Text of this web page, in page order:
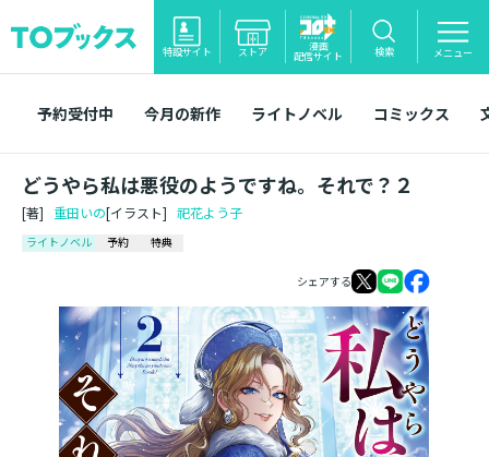
特設サイト ストア 漫画
配信サイト 検索 メニュー
予約受付中 今月の新作 ライトノベル コミックス
どうやら私は悪役のようですね。それで？２
[著] 重田いの[イラスト] 祀花よう子
ライトノベル 予約 特典
シェアする